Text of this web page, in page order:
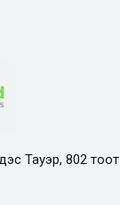
Тауэр, 802 тоот